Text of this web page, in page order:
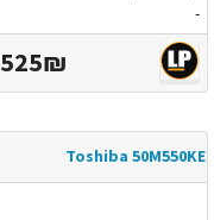
-
525₪
Toshiba 50M550KE